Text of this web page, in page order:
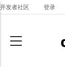
Skip to main
开发者社区 登录